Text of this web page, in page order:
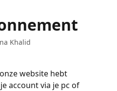
Khalid
website hebt
account via je pc of